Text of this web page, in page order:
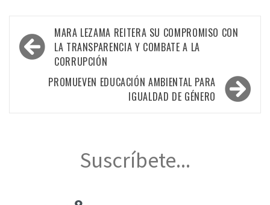
Navegación
de
entradas
MARA LEZAMA REITERA SU COMPROMISO CON
LA TRANSPARENCIA Y COMBATE A LA
CORRUPCIÓN
PROMUEVEN EDUCACIÓN AMBIENTAL PARA
IGUALDAD DE GÉNERO
Suscríbete...